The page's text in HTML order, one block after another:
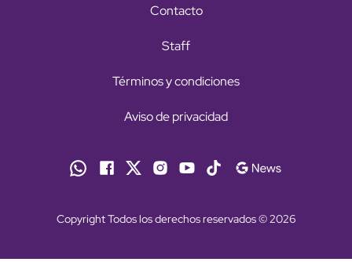
Contacto
Staff
Términos y condiciones
Aviso de privacidad
Copyright Todos los derechos reservados © 2026